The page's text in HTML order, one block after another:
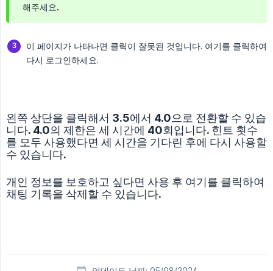
해주세요.
이 페이지가 나타나면 클릭이 잘못된 것입니다. 여기를 클릭하여
다시 로그인하세요.
왼쪽 상단을 클릭해서 3.5에서 4.0으로 전환할 수 있습
니다. 4.0의 제한은 세 시간에 40회입니다. 힌트 횟수
를 모두 사용했다면 세 시간을 기다린 후에 다시 사용할
수 있습니다.
개인 정보를 보호하고 싶다면 사용 후 여기를 클릭하여
채팅 기록을 삭제할 수 있습니다.